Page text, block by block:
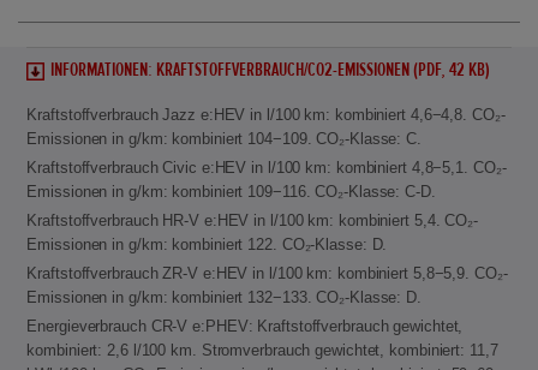
INFORMATIONEN: KRAFTSTOFFVERBRAUCH/CO2-EMISSIONEN (PDF, 42 KB)
Kraftstoffverbrauch Jazz e:HEV in l/100 km: kombiniert 4,6−4,8. CO₂-
Emissionen in g/km: kombiniert 104−109. CO₂-Klasse: C.
Kraftstoffverbrauch Civic e:HEV in l/100 km: kombiniert 4,8−5,1. CO₂-
Emissionen in g/km: kombiniert 109−116. CO₂-Klasse: C-D.
Kraftstoffverbrauch HR-V e:HEV in l/100 km: kombiniert 5,4. CO₂-
Emissionen in g/km: kombiniert 122. CO₂-Klasse: D.
Kraftstoffverbrauch ZR-V e:HEV in l/100 km: kombiniert 5,8−5,9. CO₂-
Emissionen in g/km: kombiniert 132−133. CO₂-Klasse: D.
Energieverbrauch CR-V e:PHEV: Kraftstoffverbrauch gewichtet,
kombiniert: 2,6 l/100 km. Stromverbrauch gewichtet, kombiniert: 11,7